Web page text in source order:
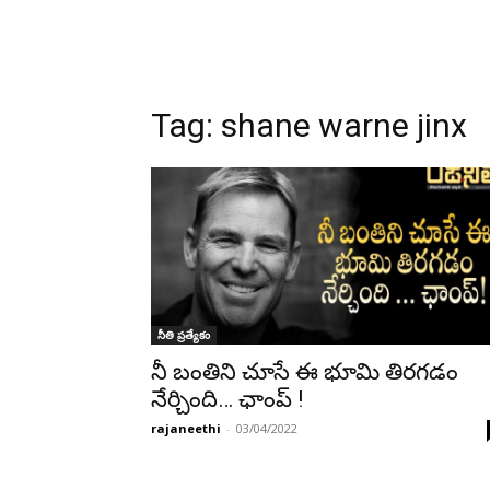
Tag: shane warne jinx
నీతి ప్రత్యేకం
నీ బంతిని చూసే ఈ భూమి తిరగడం
నేర్చింది… ఛాంప్ !
rajaneethi - 03/04/2022